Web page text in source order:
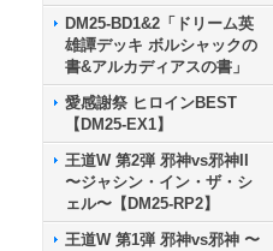
DM25-BD1&2「ドリーム英
雄譚デッキ ボルシャックの
書&アルカディアスの書」
愛感謝祭 ヒロインBEST
【DM25-EX1】
王道W 第2弾 邪神vs邪神II
〜ジャシン・イン・ザ・シ
ェル〜【DM25-RP2】
王道W 第1弾 邪神vs邪神 〜